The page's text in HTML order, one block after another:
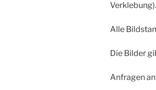
Verklebung).
Alle
Die Bilder
Anfragen